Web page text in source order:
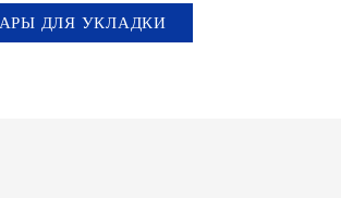
ДЛЯ УКЛАДКИ